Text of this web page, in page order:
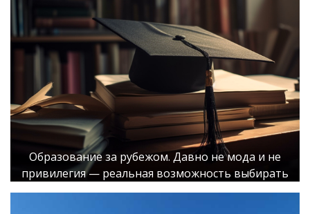
Образование за рубежом. Давно не мода и не
привилегия — реальная возможность выбирать